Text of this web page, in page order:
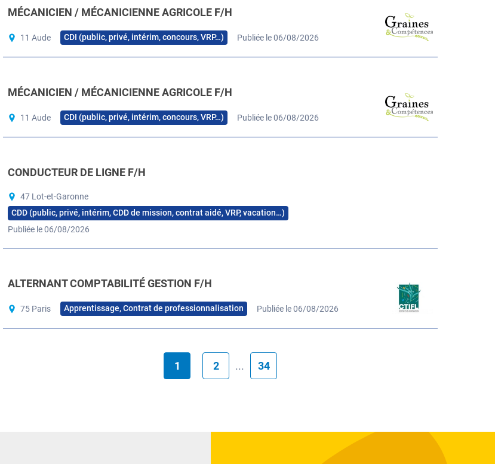
MÉCANICIEN / MÉCANICIENNE AGRICOLE F/H
11 Aude CDI (public, privé, intérim, concours, VRP…) Publiée le 06/08/2026
MÉCANICIEN / MÉCANICIENNE AGRICOLE F/H
11 Aude CDI (public, privé, intérim, concours, VRP…) Publiée le 06/08/2026
CONDUCTEUR DE LIGNE F/H
47 Lot-et-Garonne
CDD (public, privé, intérim, CDD de mission, contrat aidé, VRP, vacation…)
Publiée le 06/08/2026
ALTERNANT COMPTABILITÉ GESTION F/H
75 Paris Apprentissage, Contrat de professionnalisation Publiée le 06/08/2026
1 2 ... 34